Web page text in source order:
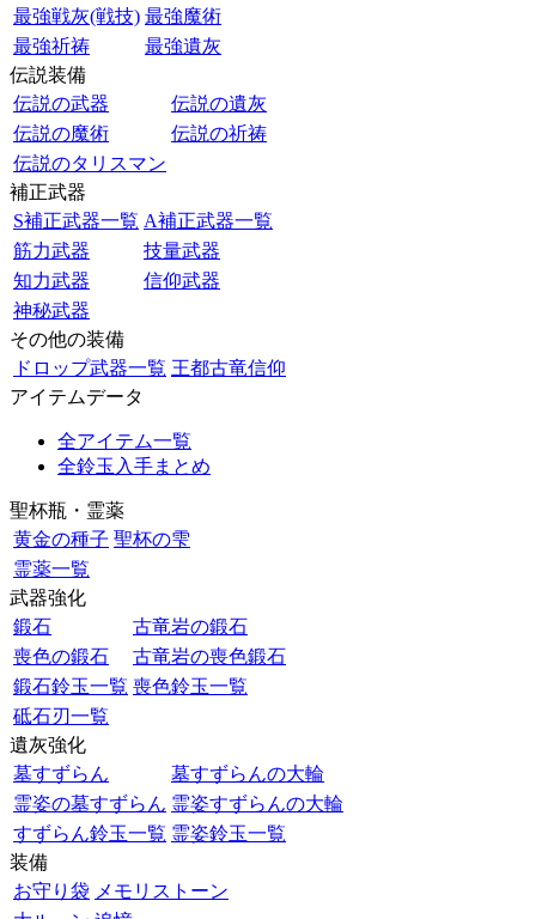
最強戦灰(戦技) 最強魔術
最強祈祷
最強遺灰
伝説装備
伝説の武器
伝説の遺灰
伝説の魔術
伝説の祈祷
伝説のタリスマン
補正武器
S補正武器一覧 A補正武器一覧
筋力武器
技量武器
知力武器
信仰武器
神秘武器
その他の装備
ドロップ武器一覧 王都古竜信仰
アイテムデータ
全アイテム一覧
全鈴玉入手まとめ
聖杯瓶・霊薬
黄金の種子 聖杯の雫
霊薬一覧
武器強化
鍛石
古竜岩の鍛石
喪色の鍛石
古竜岩の喪色鍛石
鍛石鈴玉一覧 喪色鈴玉一覧
砥石刃一覧
遺灰強化
墓すずらん
墓すずらんの大輪
霊姿の墓すずらん 霊姿すずらんの大輪
すずらん鈴玉一覧 霊姿鈴玉一覧
装備
お守り袋 メモリストーン